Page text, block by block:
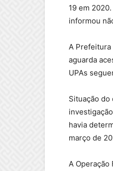
19 em
informou
A Prefeitura
aguarda
UPAs
Situação
havia
março de
A Operação